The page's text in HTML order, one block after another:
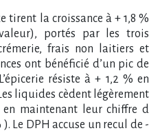
tirent la croissance à + 1,8 %
portés par les trois
frais non laitiers et
ont bénéficié d​‌’un pic de
résiste à + 1,2 % en
liquides cèdent légèrement
maintenant leur chiffre d​
Le DPH accuse un recul de -